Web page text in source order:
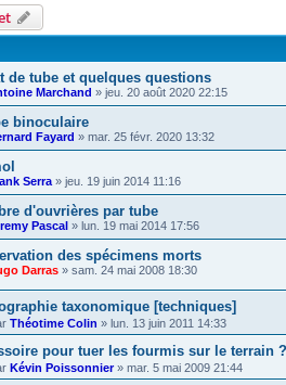
de tube et quelques questions
Marchand » jeu. 20 août 2020 22:15
binoculaire
Fayard » mar. 25 févr. 2020 13:32
Serra » jeu. 19 juin 2014 11:16
d'ouvrières par tube
Pascal » lun. 19 mai 2014 17:56
des spécimens morts
Darras » sam. 24 mai 2008 18:30
taxonomique [techniques]
Théotime Colin » lun. 13 juin 2011 14:33
pour tuer les fourmis sur le terrain ?
Kévin Poissonnier» mar. 5 mai 2009 21:44